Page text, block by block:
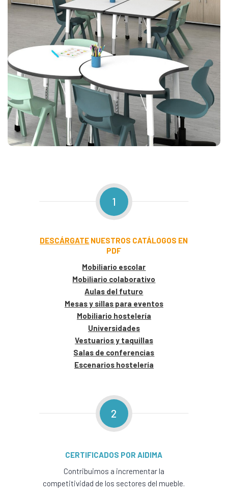
1
DESCÁRGATE NUESTROS CATÁLOGOS EN
PDF
Mobiliario escolar
Mobiliario colaborativo
Aulas del futuro
Mesas y sillas para eventos
Mobiliario hostelería
Universidades
Vestuarios y taquillas
Salas de conferencias
Escenarios hostelería
2
CERTIFICADOS POR AIDIMA
Contribuimos a incrementar la
competitividad de los sectores del mueble.